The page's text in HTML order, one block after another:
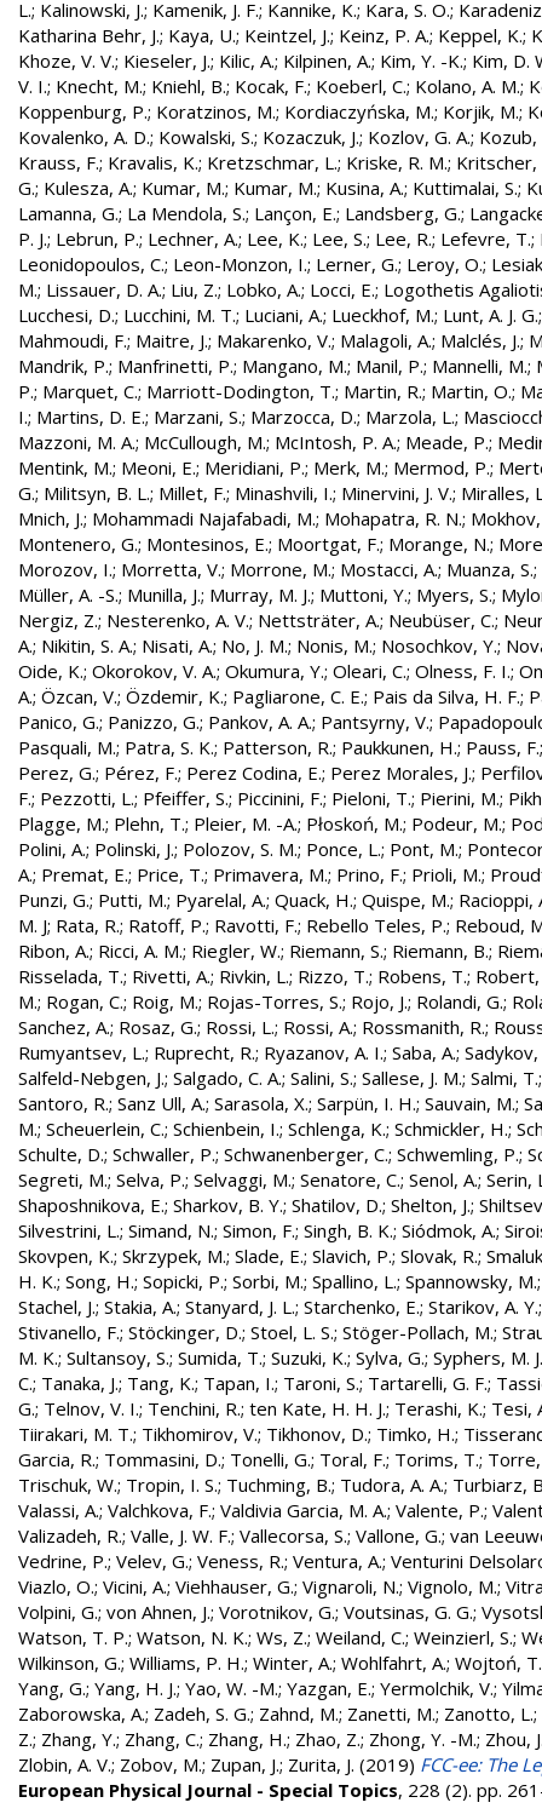
L.; Kalinowski, J.; Kamenik, J. F.; Kannike, K.; Kara, S. O.;
Katharina Behr, J.; Kaya, U.; Keintzel, J.; Keinz, P. A.; Keppel, K.;
Khoze, V. V.; Kieseler, J.; Kilic, A.; Kilpinen, A.; Kim, Y. -K.; Kim, D.
V. I.; Knecht, M.; Kniehl, B.; Kocak, F.; Koeberl, C.; Kolano, A. M.;
Koppenburg, P.; Koratzinos, M.; Kordiaczyńska, M.; Korjik, M.;
Kovalenko, A. D.; Kowalski, S.; Kozaczuk, J.; Kozlov, G. A.; Kozub,
Krauss, F.; Kravalis, K.; Kretzschmar, L.; Kriske, R. M.; Kritscher,
G.; Kulesza, A.; Kumar, M.; Kumar, M.; Kusina, A.; Kuttimalai, S.;
Lamanna, G.; La Mendola, S.; Lançon, E.; Landsberg, G.;
P. J.; Lebrun, P.; Lechner, A.; Lee, K.; Lee, S.; Lee, R.; Lefevre, T.;
Leonidopoulos, C.; Leon-Monzon, I.; Lerner, G.; Leroy, O.;
M.; Lissauer, D. A.; Liu, Z.; Lobko, A.; Locci, E.; Logothetis
Lucchesi, D.; Lucchini, M. T.; Luciani, A.; Lueckhof, M.; Lunt, A. J. G.
Mahmoudi, F.; Maitre, J.; Makarenko, V.; Malagoli, A.; Malclés, J.;
Mandrik, P.; Manfrinetti, P.; Mangano, M.; Manil, P.; Mannelli, M.;
P.; Marquet, C.; Marriott-Dodington, T.; Martin, R.; Martin, O.;
I.; Martins, D. E.; Marzani, S.; Marzocca, D.; Marzola, L.;
Mazzoni, M. A.; McCullough, M.; McIntosh, P. A.; Meade, P.;
Mentink, M.; Meoni, E.; Meridiani, P.; Merk, M.; Mermod, P.;
G.; Militsyn, B. L.; Millet, F.; Minashvili, I.; Minervini, J. V.; Miralles,
Mnich, J.; Mohammadi Najafabadi, M.; Mohapatra, R. N.;
Montenero, G.; Montesinos, E.; Moortgat, F.; Morange, N.;
Morozov, I.; Morretta, V.; Morrone, M.; Mostacci, A.; Muanza, S.;
Müller, A. -S.; Munilla, J.; Murray, M. J.; Muttoni, Y.; Myers, S.;
Nergiz, Z.; Nesterenko, A. V.; Nettsträter, A.; Neubüser, C.;
A.; Nikitin, S. A.; Nisati, A.; No, J. M.; Nonis, M.; Nosochkov, Y.;
Oide, K.; Okorokov, V. A.; Okumura, Y.; Oleari, C.; Olness, F. I.;
A.; Özcan, V.; Özdemir, K.; Pagliarone, C. E.; Pais da Silva, H. F.;
Panico, G.; Panizzo, G.; Pankov, A. A.; Pantsyrny, V.;
Pasquali, M.; Patra, S. K.; Patterson, R.; Paukkunen, H.; Pauss, F.
Perez, G.; Pérez, F.; Perez Codina, E.; Perez Morales, J.;
F.; Pezzotti, L.; Pfeiffer, S.; Piccinini, F.; Pieloni, T.; Pierini, M.;
Plagge, M.; Plehn, T.; Pleier, M. -A.; Płoskoń, M.; Podeur, M.;
Polini, A.; Polinski, J.; Polozov, S. M.; Ponce, L.; Pont, M.;
A.; Premat, E.; Price, T.; Primavera, M.; Prino, F.; Prioli, M.;
Punzi, G.; Putti, M.; Pyarelal, A.; Quack, H.; Quispe, M.; Racioppi,
M. J; Rata, R.; Ratoff, P.; Ravotti, F.; Rebello Teles, P.; Reboud,
Ribon, A.; Ricci, A. M.; Riegler, W.; Riemann, S.; Riemann, B.;
Risselada, T.; Rivetti, A.; Rivkin, L.; Rizzo, T.; Robens, T.; Robert,
M.; Rogan, C.; Roig, M.; Rojas-Torres, S.; Rojo, J.; Rolandi, G.;
Sanchez, A.; Rosaz, G.; Rossi, L.; Rossi, A.; Rossmanith, R.;
Rumyantsev, L.; Ruprecht, R.; Ryazanov, A. I.; Saba, A.; Sadykov,
Salfeld-Nebgen, J.; Salgado, C. A.; Salini, S.; Sallese, J. M.; Salmi, T.
Santoro, R.; Sanz Ull, A.; Sarasola, X.; Sarpün, I. H.; Sauvain, M.;
M.; Scheuerlein, C.; Schienbein, I.; Schlenga, K.; Schmickler, H.;
Schulte, D.; Schwaller, P.; Schwanenberger, C.; Schwemling, P.;
Segreti, M.; Selva, P.; Selvaggi, M.; Senatore, C.; Senol, A.; Serin,
Shaposhnikova, E.; Sharkov, B. Y.; Shatilov, D.; Shelton, J.;
Silvestrini, L.; Simand, N.; Simon, F.; Singh, B. K.; Siódmok, A.;
Skovpen, K.; Skrzypek, M.; Slade, E.; Slavich, P.; Slovak, R.;
H. K.; Song, H.; Sopicki, P.; Sorbi, M.; Spallino, L.; Spannowsky, M.
Stachel, J.; Stakia, A.; Stanyard, J. L.; Starchenko, E.; Starikov, A. Y.
Stivanello, F.; Stöckinger, D.; Stoel, L. S.; Stöger-Pollach, M.;
M. K.; Sultansoy, S.; Sumida, T.; Suzuki, K.; Sylva, G.; Syphers, M. J.
C.; Tanaka, J.; Tang, K.; Tapan, I.; Taroni, S.; Tartarelli, G. F.;
G.; Telnov, V. I.; Tenchini, R.; ten Kate, H. H. J.; Terashi, K.; Tesi,
Tiirakari, M. T.; Tikhomirov, V.; Tikhonov, D.; Timko, H.;
Garcia, R.; Tommasini, D.; Tonelli, G.; Toral, F.; Torims, T.;
Trischuk, W.; Tropin, I. S.; Tuchming, B.; Tudora, A. A.; Turbiarz,
Valassi, A.; Valchkova, F.; Valdivia Garcia, M. A.; Valente, P.;
Valizadeh, R.; Valle, J. W. F.; Vallecorsa, S.; Vallone, G.; van
Vedrine, P.; Velev, G.; Veness, R.; Ventura, A.; Venturini
Viazlo, O.; Vicini, A.; Viehhauser, G.; Vignaroli, N.; Vignolo, M.;
Volpini, G.; von Ahnen, J.; Vorotnikov, G.; Voutsinas, G. G.;
Watson, T. P.; Watson, N. K.; Ws, Z.; Weiland, C.; Weinzierl, S.;
Wilkinson, G.; Williams, P. H.; Winter, A.; Wohlfahrt, A.; Wojtoń, T.
Yang, G.; Yang, H. J.; Yao, W. -M.; Yazgan, E.; Yermolchik, V.;
Zaborowska, A.; Zadeh, S. G.; Zahnd, M.; Zanetti, M.; Zanotto, L.;
Z.; Zhang, Y.; Zhang, C.; Zhang, H.; Zhao, Z.; Zhong, Y. -M.; Zhou,
Zlobin, A. V.; Zobov, M.; Zupan, J.; Zurita, J. (2019) FCC-ee: The
European Physical Journal - Special Topics, 228 (2). pp.